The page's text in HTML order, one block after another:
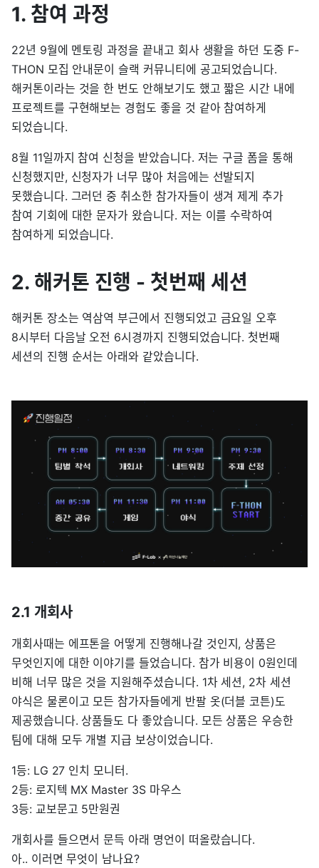
1. 참여 과정
22년 9월에 멘토링 과정을 끝내고 회사 생활을 하던 도중 F-
THON 모집 안내문이 슬랙 커뮤니티에 공고되었습니다.
해커톤이라는 것을 한 번도 안해보기도 했고 짧은 시간 내에
프로젝트를 구현해보는 경험도 좋을 것 같아 참여하게
되었습니다.
8월 11일까지 참여 신청을 받았습니다. 저는 구글 폼을 통해
신청했지만, 신청자가 너무 많아 처음에는 선발되지
못했습니다. 그러던 중 취소한 참가자들이 생겨 제게 추가
참여 기회에 대한 문자가 왔습니다. 저는 이를 수락하여
참여하게 되었습니다.
2. 해커톤 진행 - 첫번째 세션
해커톤 장소는 역삼역 부근에서 진행되었고 금요일 오후
8시부터 다음날 오전 6시경까지 진행되었습니다. 첫번째
세션의 진행 순서는 아래와 같았습니다.
2.1 개회사
개회사때는 에프톤을 어떻게 진행해나갈 것인지, 상품은
무엇인지에 대한 이야기를 들었습니다. 참가 비용이 0원인데
비해 너무 많은 것을 지원해주셨습니다. 1차 세션, 2차 세션
야식은 물론이고 모든 참가자들에게 반팔 옷(더블 코튼)도
제공했습니다. 상품들도 다 좋았습니다. 모든 상품은 우승한
팀에 대해 모두 개별 지급 보상이었습니다.
1등: LG 27 인치 모니터.
2등: 로지텍 MX Master 3S 마우스
3등: 교보문고 5만원권
개회사를 들으면서 문득 아래 명언이 떠올랐습니다.
아.. 이러면 무엇이 남나요?